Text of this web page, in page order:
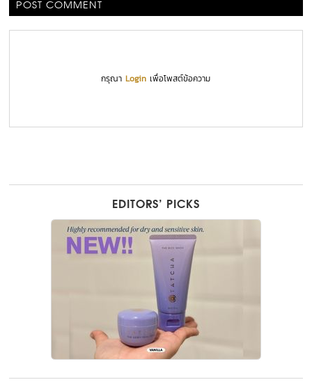
POST COMMENT
กรุณาLogin เพื่อโพสต์ข้อความ
EDITORS’ PICKS